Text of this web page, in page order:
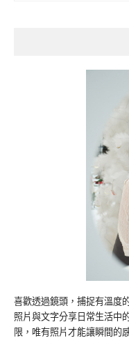
喜歡透過鏡頭，捕捉有溫度
照片與文字分享日常生活中
限，唯有照片才能讓瞬間的